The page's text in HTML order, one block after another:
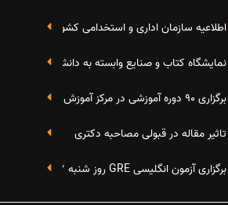
اطلاعیه سازمان اداری و استخدامی کشور در خصوص
نمایشگاه کتاب و صنایع وابسته به دانشگاه صنعتی شریف 4 الی 8 مهر
برگزاری 90 دوره آموزشی در مرکز آموزش فرهنگی دانشگاه علامه
تاثیر مقاله در قبولی مصاحبه دکتری
برگزاری آزمون انگلیسی GRE روز شنبه 27 شهریور(مقارن با 17 سپتامبر 2016)